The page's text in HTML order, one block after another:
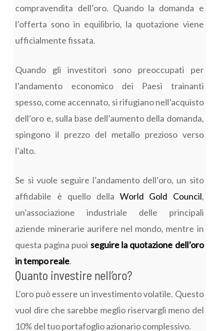
compravendita dell’oro. Quando la domanda e
l’offerta sono in equilibrio, la quotazione viene
ufficialmente fissata.
Quando gli investitori sono preoccupati per
l’andamento economico dei Paesi trainanti
spesso, come accennato, si rifugiano nell’acquisto
dell’oro e, sulla base dell’aumento della domanda,
spingono il prezzo del metallo prezioso verso
l’alto.
Se si vuole seguire l’andamento dell’oro, un sito
affidabile è quello dellaWorld Gold Council,
un’associazione industriale delle principali
aziende minerarie aurifere nel mondo, mentre in
questa pagina puoi seguire la quotazione dell’oro
in tempo reale.
Quanto investire nell’oro?
L’oro può essere un investimento volatile. Questo
vuol dire che sarebbe meglio riservargli meno del
10% del tuo portafoglio azionario complessivo.